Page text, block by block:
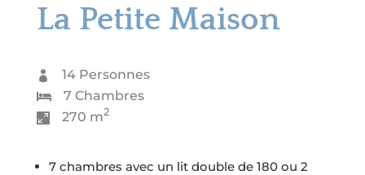
La Petite Maison
 14 Personnes
 7 Chambres
 270 m2
7 chambres avec un lit double de 180 ou 2